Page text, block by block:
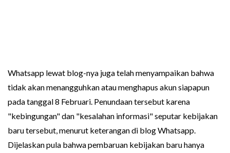
Whatsapp lewat blog-nya juga telah menyampaikan bahwa
tidak akan menangguhkan atau menghapus akun siapapun
pada tanggal 8 Februari. Penundaan tersebut karena
"kebingungan" dan "kesalahan informasi" seputar kebijakan
baru tersebut, menurut keterangan di blog Whatsapp.
Dijelaskan pula bahwa pembaruan kebijakan baru hanya